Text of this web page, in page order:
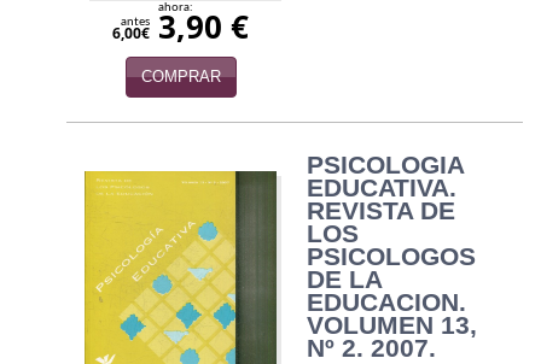
antes
6,00€
ahora:
3,90 €
COMPRAR
PSICOLOGIA
EDUCATIVA.
REVISTA DE
LOS
PSICOLOGOS
DE LA
EDUCACION.
VOLUMEN 13,
Nº 2. 2007.